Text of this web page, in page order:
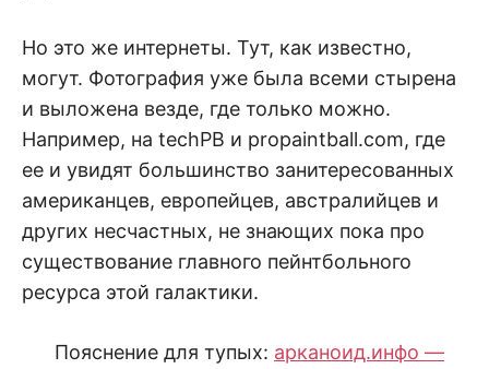
Но это же интернеты. Тут, как известно,
могут. Фотография уже была всеми стырена
и выложена везде, где только можно.
Например, на techPB и propaintball.com, где
ее и увидят большинство занитересованных
американцев, европейцев, австралийцев и
других несчастных, не знающих пока про
существование главного пейнтбольного
ресурса этой галактики.
Пояснение для тупых: арканоид.инфо —